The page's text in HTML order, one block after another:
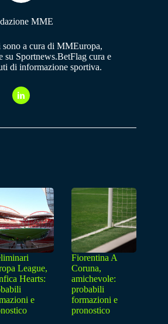
MME
sono a cura di MMEuropa,
su Sportnews.BetFlag cura e
di informazione sportiva.
League,
Hearts:
e
Fiorentina A
Coruna,
amichevole:
probabili
formazioni e
pronostico